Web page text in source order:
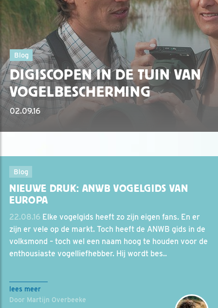
Blog
DIGISCOPEN IN DE TUIN VAN
VOGELBESCHERMING
02.09.16
Blog
NIEUWE DRUK: ANWB VOGELGIDS VAN
EUROPA
22.08.16 Elke vogelgids heeft zo zijn eigen fans. En er
zijn er vele op de markt. Toch heeft de ANWB gids in de
volksmond – toch wel een naam hoog te houden voor de
enthousiaste vogelliefhebber. Hij wordt bes..
lees meer
Door Martijn Overbeeke